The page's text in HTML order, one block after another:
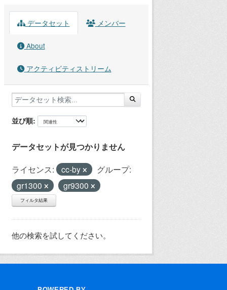
データセット メンバー
About
アクティビティストリーム
並び順
データセットが見つかりません
ライセンス: cc-by
グループ:
gr1300
gr9300
フィルタ結果
他の検索を試してください。